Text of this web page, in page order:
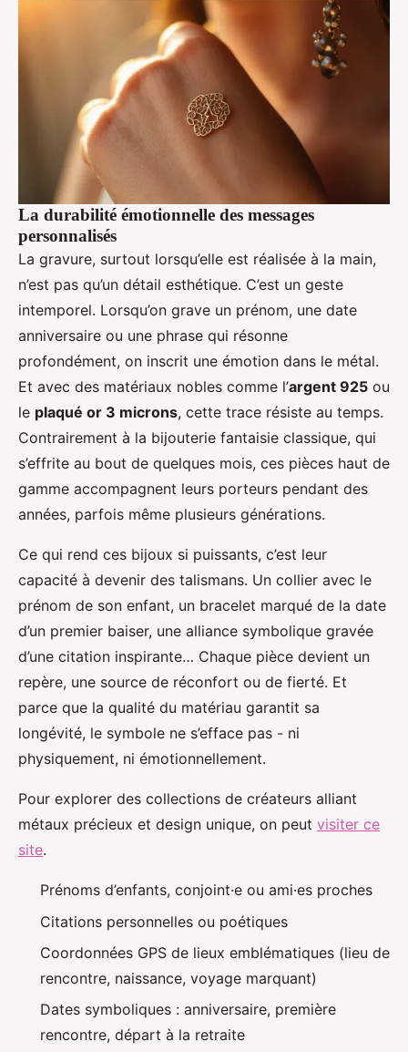
La durabilité émotionnelle des messages
personnalisés
La gravure, surtout lorsqu’elle est réalisée à la main,
n’est pas qu’un détail esthétique. C’est un geste
intemporel. Lorsqu’on grave un prénom, une date
anniversaire ou une phrase qui résonne
profondément, on inscrit une émotion dans le métal.
Et avec des matériaux nobles comme l’argent 925 ou
le plaqué or 3 microns, cette trace résiste au temps.
Contrairement à la bijouterie fantaisie classique, qui
s’effrite au bout de quelques mois, ces pièces haut de
gamme accompagnent leurs porteurs pendant des
années, parfois même plusieurs générations.
Ce qui rend ces bijoux si puissants, c’est leur
capacité à devenir des talismans. Un collier avec le
prénom de son enfant, un bracelet marqué de la date
d’un premier baiser, une alliance symbolique gravée
d’une citation inspirante… Chaque pièce devient un
repère, une source de réconfort ou de fierté. Et
parce que la qualité du matériau garantit sa
longévité, le symbole ne s’efface pas - ni
physiquement, ni émotionnellement.
Pour explorer des collections de créateurs alliant
métaux précieux et design unique, on peut visiter ce
site.
Prénoms d’enfants, conjoint·e ou ami·es proches
Citations personnelles ou poétiques
Coordonnées GPS de lieux emblématiques (lieu de
rencontre, naissance, voyage marquant)
Dates symboliques : anniversaire, première
rencontre, départ à la retraite